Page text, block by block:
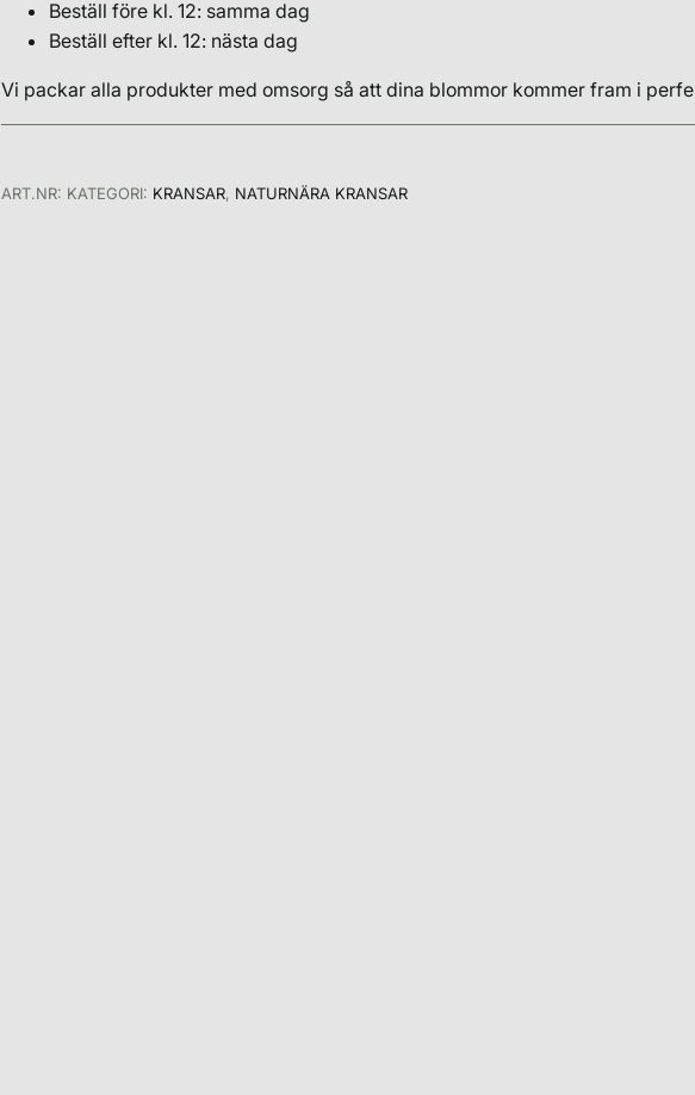
Beställ före kl. 12: samma dag
Beställ efter kl. 12: nästa dag
Vi packar alla produkter med omsorg så att dina blommor kommer fram i
ART.NR: KATEGORI: KRANSAR, NATURNÄRA KRANSAR